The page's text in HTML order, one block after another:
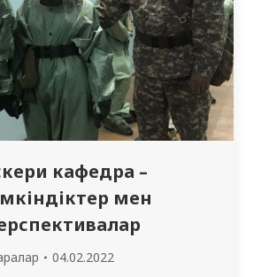
кафедра –
мен
04.02.2022